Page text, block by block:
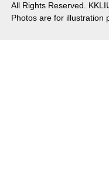
All Rights Reserved.
Photos are for illustration